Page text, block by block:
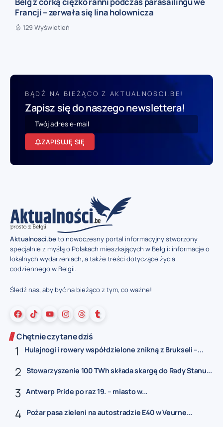
Francji – zerwała się lina holownicza
129 Wyświetleń
BĄDŹ NA BIEŻĄCO Z AKTUALNOSCI.BE!
Zapisz się do naszego newslettera!
ZAPISUJĘ SIĘ
Aktualnosci.beto nowoczesny portal informacyjny stworzony
specjalnie z myślą o Polakach mieszkających w Belgii: informacje o
lokalnych wydarzeniach, a także treści dotyczące życia
codziennego w Belgii.
Śledź nas, aby być na bieżąco z tym, co ważne!
Chętnie czytane dziś
Hulajnogi i rowery współdzielone znikną z Brukseli –...
Stowarzyszenie 100 TWh składa skargę do Rady Stanu...
Antwerp Pride po raz 19. – miasto w...
Pożar pasa zieleni na autostradzie E40 w Veurne...